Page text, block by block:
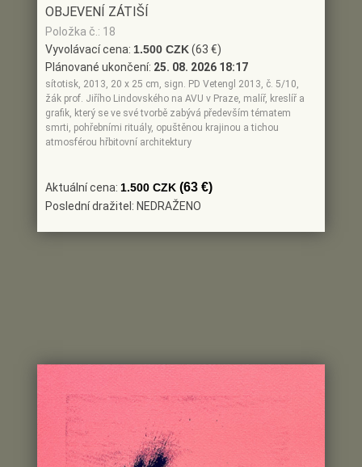
OBJEVENÍ ZÁTIŠÍ
Položka č.: 18
Vyvolávací cena: 1.500 CZK(63 €)
Plánované ukončení: 25. 08. 2026 18:17
sítotisk, 2013, 20 x 25 cm, sign. PD Vetengl 2013, č. 5/10,
žák prof. Jiřího Lindovského na AVU v Praze, malíř, kreslíř a
grafik, který se ve své tvorbě zabývá především tématem
smrti, pohřebními rituály, opuštěnou krajinou a tichou
atmosférou hřbitovní architektury
Aktuální cena: 1.500 CZK (63 €)
Poslední dražitel: NEDRAŽENO